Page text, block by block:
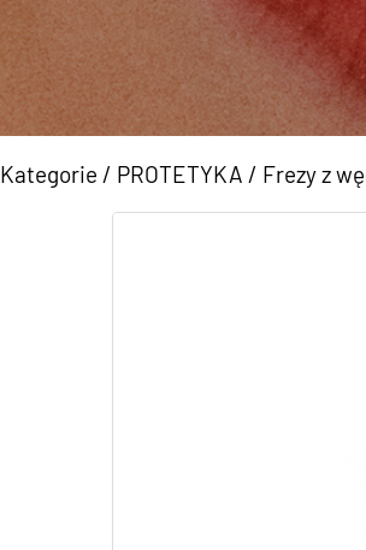
Kategorie / PROTETYKA / Frezy z